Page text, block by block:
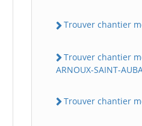
Trouver chantier
Trouver chantier
ARNOUX-SAINT-
Trouver chantier